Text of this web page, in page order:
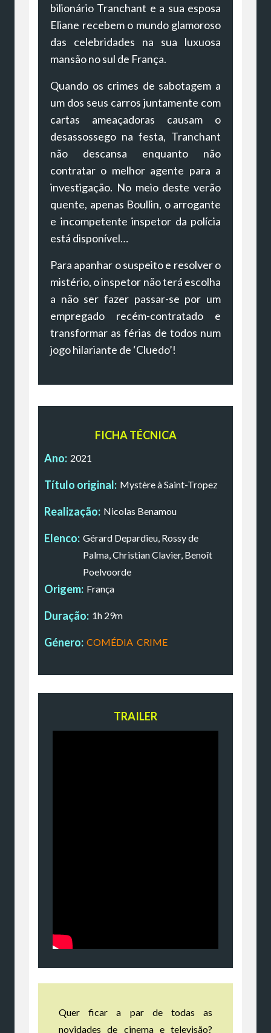
bilionário Tranchant e a sua esposa
Eliane recebem o mundo glamoroso
das celebridades na sua luxuosa
mansão no sul de França.
Quando os crimes de sabotagem a
um dos seus carros juntamente com
cartas ameaçadoras causam o
desassossego na festa, Tranchant
não descansa enquanto não
contratar o melhor agente para a
investigação. No meio deste verão
quente, apenas Boullin, o arrogante
e incompetente inspetor da polícia
está disponível…
Para apanhar o suspeito e resolver o
mistério, o inspetor não terá escolha
a não ser fazer passar-se por um
empregado recém-contratado e
transformar as férias de todos num
jogo hilariante de ‘Cluedo’!
FICHA TÉCNICA
Ano: 2021
Título original: Mystère à Saint-Tropez
Realização: Nicolas Benamou
Elenco: Gérard Depardieu, Rossy de
Palma, Christian Clavier, Benoît
Poelvoorde
Origem: França
Duração: 1h 29m
Género: COMÉDIA CRIME
TRAILER
Quer ficar a par de todas as
novidades de cinema e televisão?